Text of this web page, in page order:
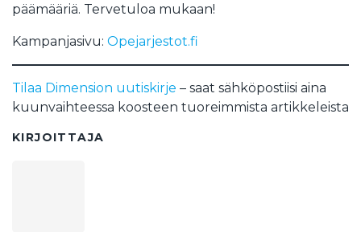
päämääriä. Tervetuloa mukaan!
Kampanjasivu: Opejarjestot.fi
Tilaa Dimension uutiskirje – saat sähköpostiisi aina
kuunvaihteessa koosteen tuoreimmista artikkeleista
KIRJOITTAJA